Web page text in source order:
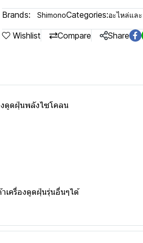
Brands: ShimonoCategories:อะไหล่แล
Wishlist Compare Share
ดูดฝุ่นพลังไซโคลน
เครื่องดูดฝุ่นรุ่นอื่นๆได้